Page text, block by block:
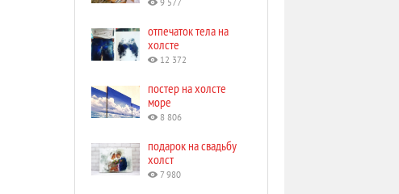
9 577
отпечаток тела на
холсте
12 372
постер на холсте
море
8 806
подарок на свадьбу
холст
7 980